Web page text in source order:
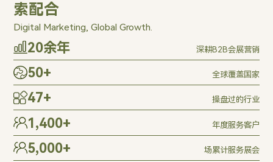
索配合
Digital Marketing, Global Growth.
20余年 深耕B2B会展营销
50+ 全球覆盖国家
47+ 操盘过的行业
1,400+ 年度服务客户
5,000+ 场累计服务展会